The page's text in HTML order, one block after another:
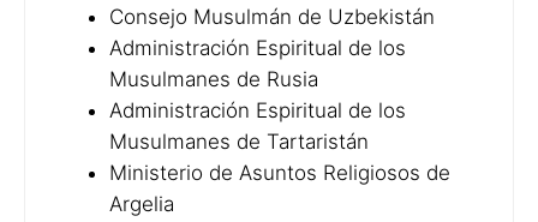
Consejo Musulmán de Uzbekistán
Administración Espiritual de los
Musulmanes de Rusia
Administración Espiritual de los
Musulmanes de Tartaristán
Ministerio de Asuntos Religiosos de
Argelia